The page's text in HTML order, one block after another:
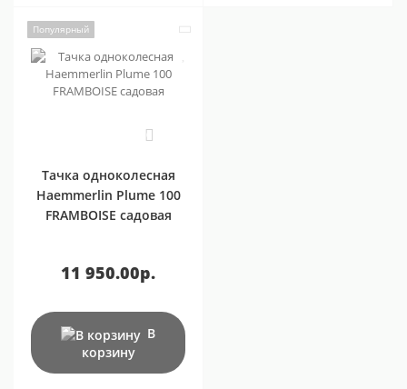
Популярный
0
Тачка одноколесная
Haemmerlin Plume 100
FRAMBOISE садовая
11 950.00р.
В
корзину